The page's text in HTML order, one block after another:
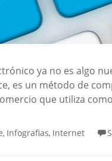
ya no es algo
es un método de
que utiliza
, Infografias, Internet